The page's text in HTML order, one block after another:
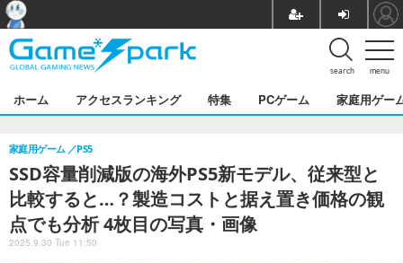
menu
search
ホーム アクセスランキング 特集 PCゲーム 家庭用ゲー
SSD容量削減版の海外PS5新モデル、従来型と
比較すると…？製造コストと据え置き価格の観
点でも分析 4枚目の写真・画像
家庭用ゲーム PS5
2025.9.30 Tue 11:50